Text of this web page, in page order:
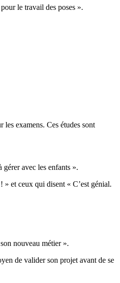
le travail des poses ».
examens. Ces études sont
avec les enfants ».
» et ceux qui disent « C’est génial.
nouveau métier ».
de valider son projet avant de se